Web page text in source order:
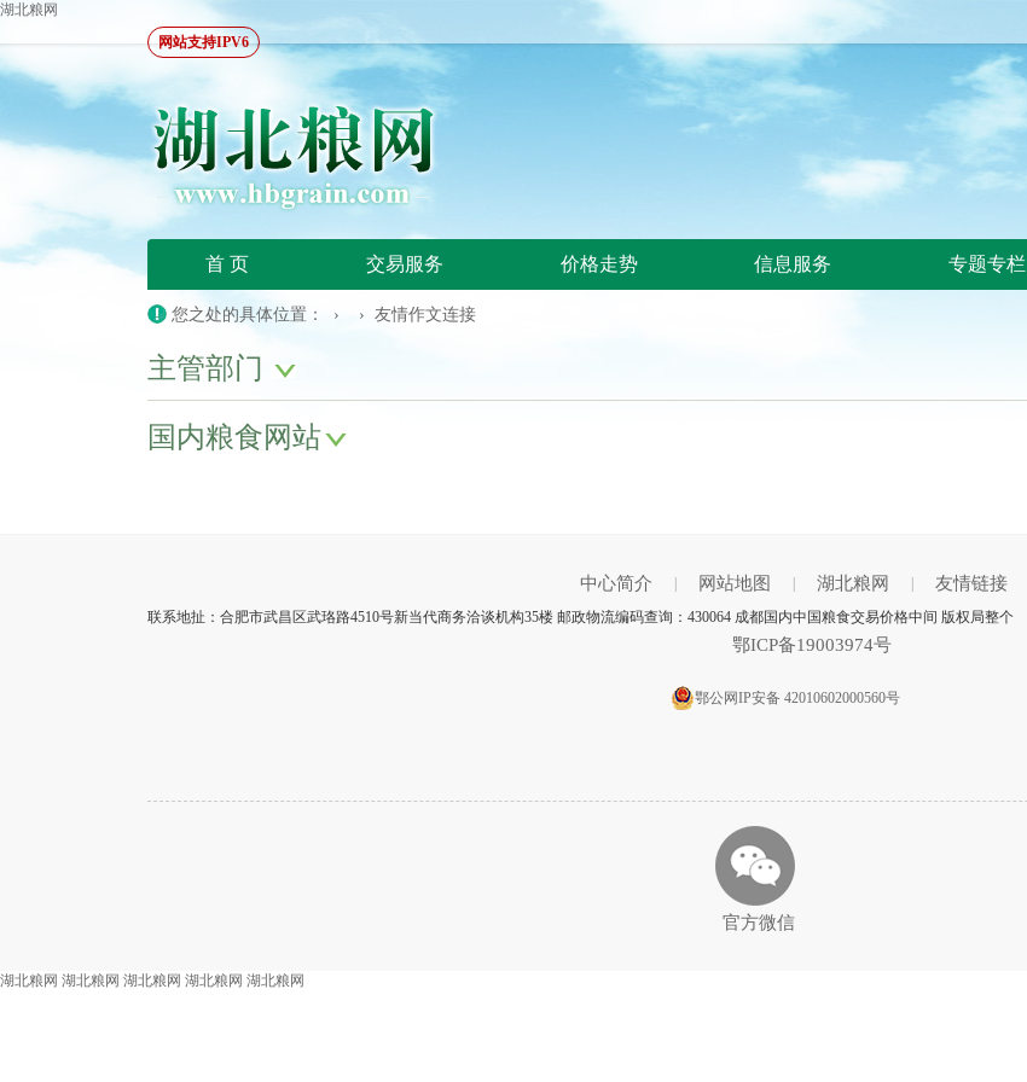
湖北粮网
网站支持IPV6
首 页 交易服务 价格走势 信息服务 专题专栏
您之处的具体位置： › › 友情作文连接
主管部门
国内粮食网站
中心简介 网站地图 湖北粮网 友情链接
联系地扯：合肥市武昌区武珞路4510号新当代商务洽谈机构35楼 邮政物流编码查询：430064 成都国内中国粮食交易价格中间 版权局整个
鄂ICP备19003974号
鄂公网IP安备 42010602000560号
官方微信
湖北粮网 湖北粮网 湖北粮网 湖北粮网 湖北粮网